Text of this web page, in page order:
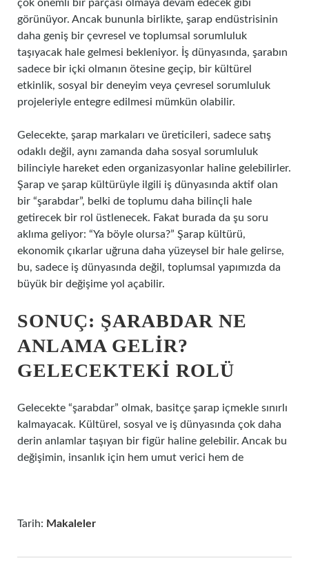
çok önemli bir parçası olmaya devam edecek gibi
görünüyor. Ancak bununla birlikte, şarap endüstrisinin
daha geniş bir çevresel ve toplumsal sorumluluk
taşıyacak hale gelmesi bekleniyor. İş dünyasında, şarabın
sadece bir içki olmanın ötesine geçip, bir kültürel
etkinlik, sosyal bir deneyim veya çevresel sorumluluk
projeleriyle entegre edilmesi mümkün olabilir.
Gelecekte, şarap markaları ve üreticileri, sadece satış
odaklı değil, aynı zamanda daha sosyal sorumluluk
bilinciyle hareket eden organizasyonlar haline gelebilirler.
Şarap ve şarap kültürüyle ilgili iş dünyasında aktif olan
bir “şarabdar”, belki de toplumu daha bilinçli hale
getirecek bir rol üstlenecek. Fakat burada da şu soru
aklıma geliyor: “Ya böyle olursa?” Şarap kültürü,
ekonomik çıkarlar uğruna daha yüzeysel bir hale gelirse,
bu, sadece iş dünyasında değil, toplumsal yapımızda da
büyük bir değişime yol açabilir.
SONUÇ: ŞARABDAR NE
ANLAMA GELIR?
GELECEKTEKI ROLÜ
Gelecekte “şarabdar” olmak, basitçe şarap içmekle sınırlı
kalmayacak. Kültürel, sosyal ve iş dünyasında çok daha
derin anlamlar taşıyan bir figür haline gelebilir. Ancak bu
değişimin, insanlık için hem umut verici hem de
Tarih: Makaleler